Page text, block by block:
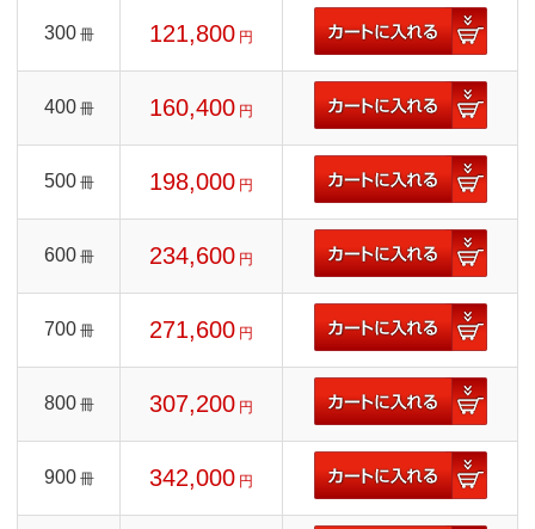
300 冊 121,800 円
400 冊 160,400 円
500 冊 198,000 円
600 冊 234,600 円
700 冊 271,600 円
800 冊 307,200 円
900 冊 342,000 円